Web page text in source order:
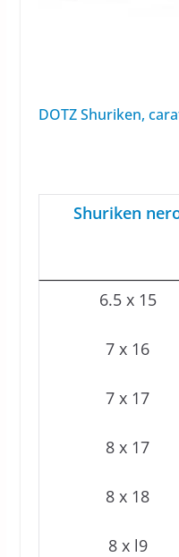
DOTZ Shuriken,
Shuriken
6.5 x 15
7 x 16
7 x 17
8 x 17
8 x 18
8 x l9